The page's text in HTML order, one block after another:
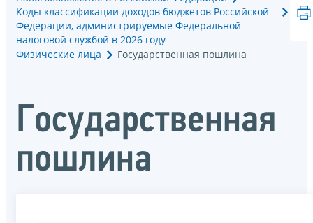
Коды классификации доходов бюджетов Российской
Федерации, администрируемые Федеральной
налоговой службой в 2026 году
Физические лица
Государственная пошлина
Государственная
пошлина